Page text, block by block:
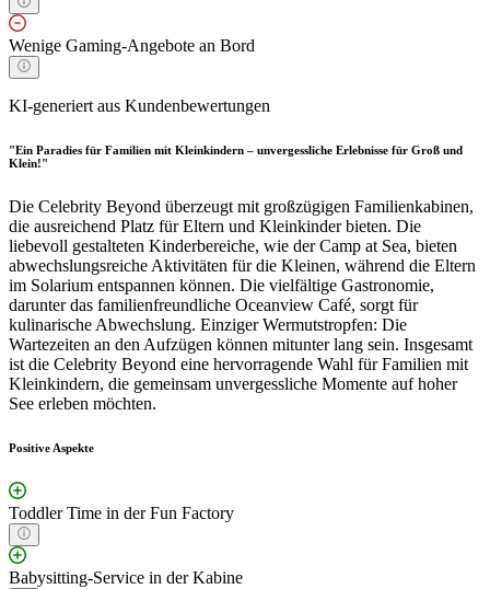
Wenige Gaming-Angebote an Bord
KI-generiert aus Kundenbewertungen
"Ein Paradies für Familien mit Kleinkindern – unvergessliche Erlebnisse für Groß und
Klein!"
Die Celebrity Beyond überzeugt mit großzügigen Familienkabinen,
die ausreichend Platz für Eltern und Kleinkinder bieten. Die
liebevoll gestalteten Kinderbereiche, wie der Camp at Sea, bieten
abwechslungsreiche Aktivitäten für die Kleinen, während die Eltern
im Solarium entspannen können. Die vielfältige Gastronomie,
darunter das familienfreundliche Oceanview Café, sorgt für
kulinarische Abwechslung. Einziger Wermutstropfen: Die
Wartezeiten an den Aufzügen können mitunter lang sein. Insgesamt
ist die Celebrity Beyond eine hervorragende Wahl für Familien mit
Kleinkindern, die gemeinsam unvergessliche Momente auf hoher
See erleben möchten.
Positive Aspekte
Toddler Time in der Fun Factory
Babysitting-Service in der Kabine